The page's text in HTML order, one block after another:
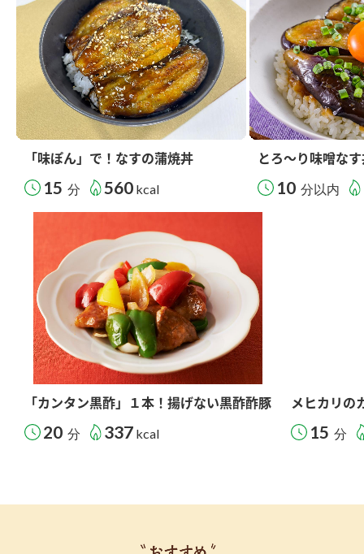
「味ぽん」で！なすの蒲焼丼
15 分 560 kcal
とろ～り味噌な
10 分以内
「カンタン黒酢」１本！揚げない黒酢酢豚
20 分 337 kcal
メヒカリの
15 分